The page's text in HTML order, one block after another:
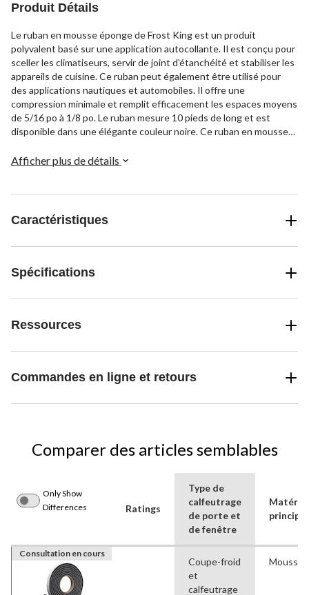
Produit Détails
Le ruban en mousse éponge de Frost King est un produit
polyvalent basé sur une application autocollante. Il est conçu pour
sceller les climatiseurs, servir de joint d'étanchéité et stabiliser les
appareils de cuisine. Ce ruban peut également être utilisé pour
des applications nautiques et automobiles. Il offre une
compression minimale et remplit efficacement les espaces moyens
de 5/16 po à 1/8 po. Le ruban mesure 10 pieds de long et est
disponible dans une élégante couleur noire. Ce ruban en mousse
répondre à vos besoins de scellage et de stabilisation.
Afficher plus de détails
Caractéristiques
Spécifications
Ressources
Commandes en ligne et retours
Comparer des articles semblables
Only Show
Differences
Ratings
Type de
calfeutrage
de porte et
de fenêtre
principal
Consultation en cours
Coupe-froid
et
calfeutrage
Mousse